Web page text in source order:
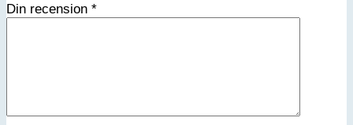
Din recension *